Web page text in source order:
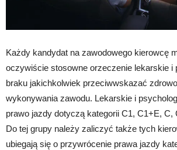
Każdy kandydat na zawodowego kierowcę
oczywiście stosowne orzeczenie lekarskie i
braku jakichkolwiek przeciwwskazać
wykonywania zawodu. Lekarskie i
prawo jazdy dotyczą kategorii C1, C1+E, C,
Do tej grupy należy zaliczyć także tych
ubiegają się o przywrócenie prawa jazdy